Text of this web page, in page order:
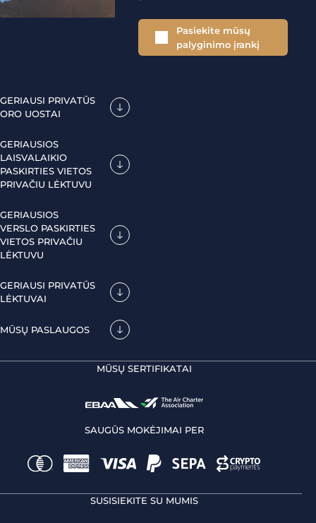
Pasiekite mūsų
palyginimo įrankį
GERIAUSI PRIVATŪS
ORO UOSTAI
GERIAUSIOS
LAISVALAIKIO
PASKIRTIES VIETOS
PRIVAČIU LĖKTUVU
GERIAUSIOS
VERSLO PASKIRTIES
VIETOS PRIVAČIU
LĖKTUVU
GERIAUSI PRIVATŪS
LĖKTUVAI
MŪSŲ PASLAUGOS
MŪSŲ SERTIFIKATAI
SAUGŪS MOKĖJIMAI PER
SUSISIEKITE SU MUMIS